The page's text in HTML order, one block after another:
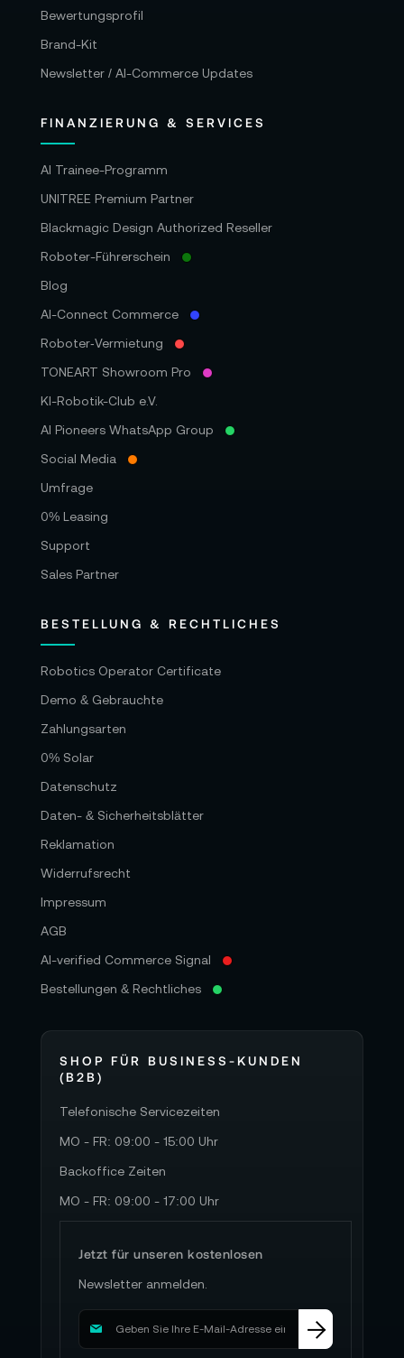
Bewertungsprofil
Brand-Kit
Newsletter / AI-Commerce Updates
FINANZIERUNG & SERVICES
AI Trainee-Programm
UNITREE Premium Partner
Blackmagic Design Authorized Reseller
Roboter-Führerschein
Blog
AI-Connect Commerce
Roboter‑Vermietung
TONEART Showroom Pro
KI-Robotik-Club e.V.
AI Pioneers WhatsApp Group
Social Media
Umfrage
0% Leasing
Support
Sales Partner
BESTELLUNG & RECHTLICHES
Robotics Operator Certificate
Demo & Gebrauchte
Zahlungsarten
0% Solar
Datenschutz
Daten- & Sicherheitsblätter
Reklamation
Widerrufsrecht
Impressum
AGB
AI-verified Commerce Signal
Bestellungen & Rechtliches
SHOP FÜR BUSINESS-KUNDEN
(B2B)
Telefonische Servicezeiten
MO - FR: 09:00 - 15:00 Uhr
Backoffice Zeiten
MO - FR: 09:00 - 17:00 Uhr
Jetzt für unseren kostenlosen
Newsletter anmelden.
M